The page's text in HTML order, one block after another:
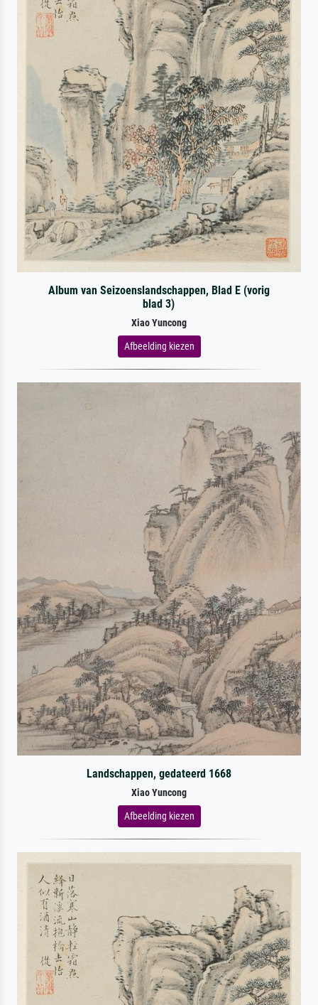
Album van Seizoenslandschappen, Blad E (vorig
blad 3)
Xiao Yuncong
Afbeelding kiezen
Landschappen, gedateerd 1668
Xiao Yuncong
Afbeelding kiezen